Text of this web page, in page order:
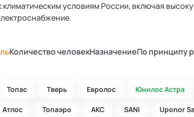
климатическим условиям России, включая
Количество человекНазначениеПо принципу
Топас Тверь Евролос Юнилос Астра
Атлос Топаэро АКС SANI Uponor